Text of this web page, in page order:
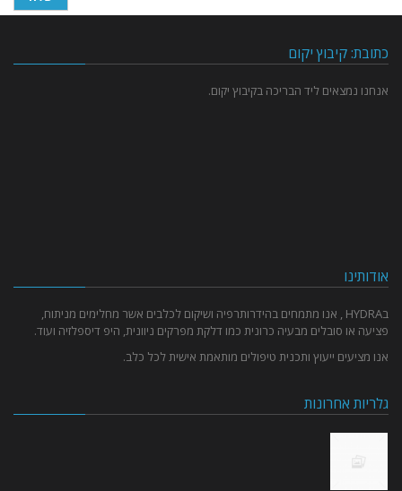
כתובת: קיבוץ יקום
אנחנו נמצאים ליד הבריכה בקיבוץ יקום.
אודותינו
בHYDRA , אנו מתמחים בהידרותרפיה ושיקום לכלבים אשר מחלימים מניתוח,
פציעה או סובלים מבעיה כרונית כמו דלקת מפרקים ניוונית, היפ דיספלזיה ועוד.
אנו מציעים ייעוץ ותכנית טיפולים מותאמת אישית לכל כלב.
גלריות אחרונות